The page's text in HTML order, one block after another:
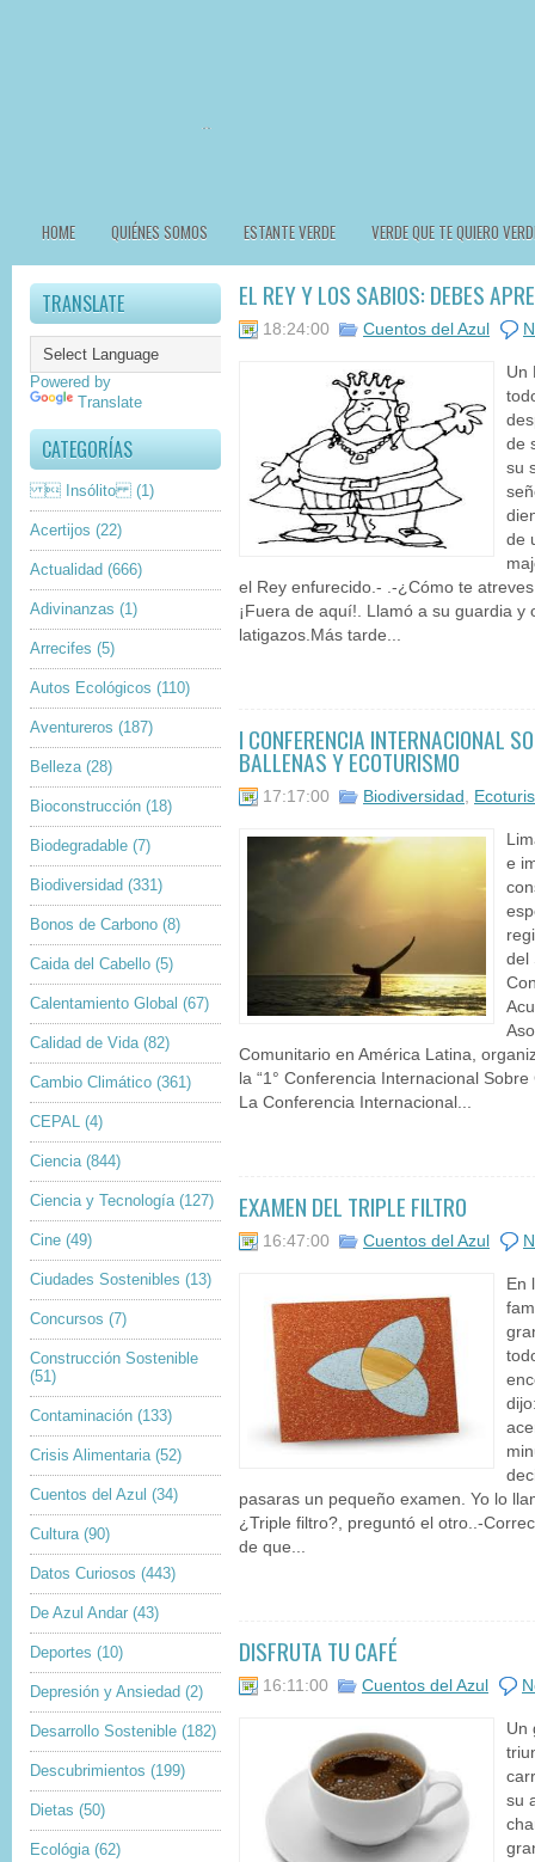
HOME QUIÉNES SOMOS ESTANTE VERDE VERDE QUE TE QUIERO
TRANSLATE
Powered by
Translate
CATEGORÍAS
 Insólito (1)
Acertijos (22)
Actualidad (666)
Adivinanzas (1)
Arrecifes (5)
Autos Ecológicos (110)
Aventureros (187)
Belleza (28)
Bioconstrucción (18)
Biodegradable (7)
Biodiversidad (331)
Bonos de Carbono (8)
Caida del Cabello (5)
Calentamiento Global (67)
Calidad de Vida (82)
Cambio Climático (361)
CEPAL (4)
Ciencia (844)
Ciencia y Tecnología (127)
Cine (49)
Ciudades Sostenibles (13)
Concursos (7)
Construcción Sostenible
(51)
Contaminación (133)
Crisis Alimentaria (52)
Cuentos del Azul (34)
Cultura (90)
Datos Curiosos (443)
De Azul Andar (43)
Deportes (10)
Depresión y Ansiedad (2)
Desarrollo Sostenible (182)
Descubrimientos (199)
Dietas (50)
Ecológia (62)
EL REY Y LOS SABIOS: DEBES
18:24:00 Cuentos del Azul
Un
de
su
de
el Rey enfurecido.- .-¿Cómo te
¡Fuera de aquí!. Llamó a su guardia y
latigazos.Más tarde...
I CONFERENCIA INTERNACIONAL
BALLENAS Y ECOTURISMO
17:17:00 Biodiversidad ,
e
del
Comunitario en América Latina,
la “1° Conferencia Internacional
La Conferencia Internacional...
EXAMEN DEL TRIPLE FILTRO
16:47:00 Cuentos del Azul
En
pasaras un pequeño examen. Yo lo
¿Triple filtro?, preguntó el otro..-
de que...
DISFRUTA TU CAFÉ
16:11:00 Cuentos del Azul
Un
su